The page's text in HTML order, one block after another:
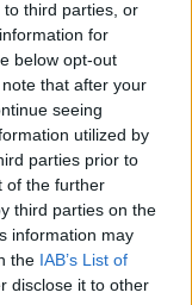
third parties, or
for
below opt-out
that after your
seeing
utilized by
parties prior to
of the further
third parties on the
information may
the IAB’s List of
disclose it to other